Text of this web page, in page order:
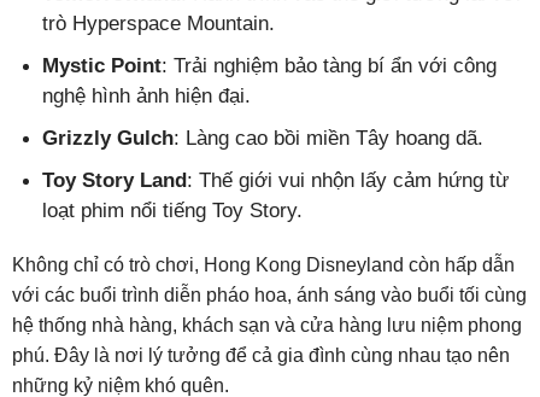
trò Hyperspace Mountain.
Mystic Point: Trải nghiệm bảo tàng bí ẩn với công
nghệ hình ảnh hiện đại.
Grizzly Gulch: Làng cao bồi miền Tây hoang dã.
Toy Story Land: Thế giới vui nhộn lấy cảm hứng từ
loạt phim nổi tiếng Toy Story.
Không chỉ có trò chơi, Hong Kong Disneyland còn hấp dẫn
với các buổi trình diễn pháo hoa, ánh sáng vào buổi tối cùng
hệ thống nhà hàng, khách sạn và cửa hàng lưu niệm phong
phú. Đây là nơi lý tưởng để cả gia đình cùng nhau tạo nên
những kỷ niệm khó quên.